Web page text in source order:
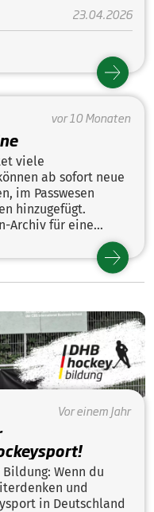
vor 10 Monaten
viele
ab sofort neue
im Passwesen
hinzugefügt.
Archiv für eine
Vor einem Jahr
Wenn du
und
in Deutschland
23.04.2026